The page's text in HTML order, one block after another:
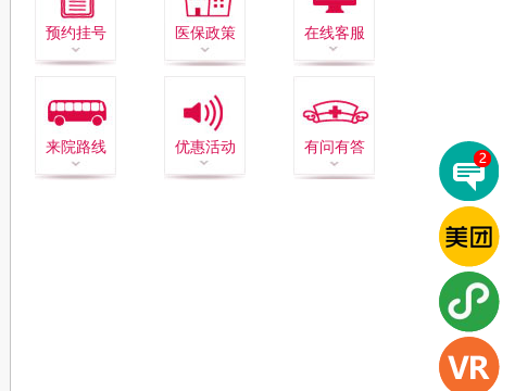
预约挂号 医保政策 在线客服
来院路线 优惠活动 有问有答